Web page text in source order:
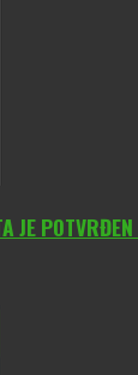
JE